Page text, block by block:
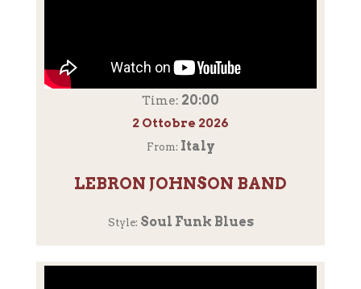
Time: 20:00
2 Ottobre 2026
From: Italy
LEBRON JOHNSON BAND
Style: Soul Funk Blues